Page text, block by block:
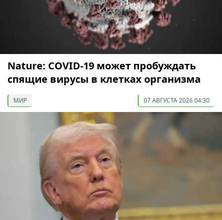
Nature: COVID-19 может пробуждать
спящие вирусы в клетках организма
МИР 07 АВГУСТА 2026 04:30